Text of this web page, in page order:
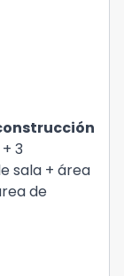
3
sala + área
de